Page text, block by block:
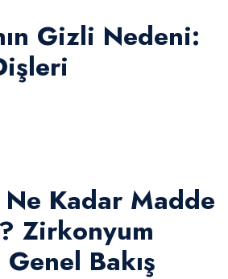
Gizli Nedeni:
Kadar Madde
Zirkonyum
Bakış